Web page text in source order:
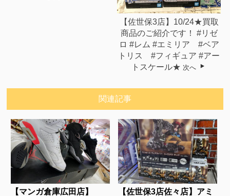
【佐世保3店】10/24★買取
商品のご紹介です！ #リゼ
ロ #レム #エミリア #ベア
トリス #フィギュア #アー
トスケール★ 次へ
関連記事
【マンガ倉庫広田店】 【佐世保3店佐々店】アミ